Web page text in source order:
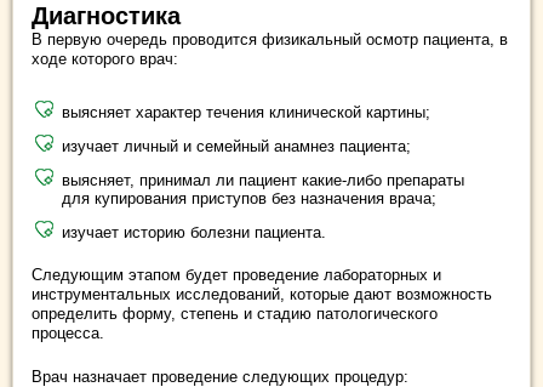
Диагностика
В первую очередь проводится физикальный осмотр пациента, в
ходе которого врач:
выясняет характер течения клинической картины;
изучает личный и семейный анамнез пациента;
выясняет, принимал ли пациент какие-либо препараты
для купирования приступов без назначения врача;
изучает историю болезни пациента.
Следующим этапом будет проведение лабораторных и
инструментальных исследований, которые дают возможность
определить форму, степень и стадию патологического
процесса.
Врач назначает проведение следующих процедур: